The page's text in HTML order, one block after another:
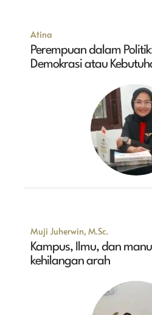
Atina
Perempuan dalam
Demokrasi atau
Muji Juherwin, M.Sc.
Kampus, Ilmu, dan
kehilangan arah